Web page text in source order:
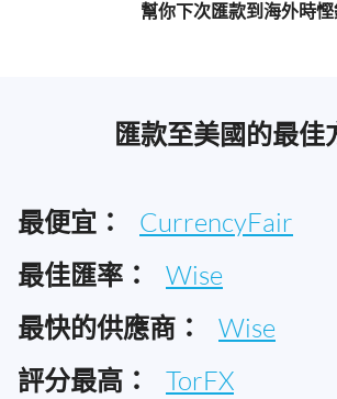
幫你下次匯款到海外時
匯款至美國的最佳
最便宜： CurrencyFair
最佳匯率： Wise
最快的供應商： Wise
評分最高： TorFX